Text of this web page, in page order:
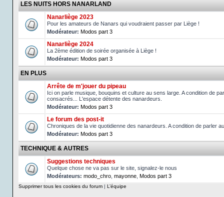
LES NUITS HORS NANARLAND
Nanarliège 2023
Pour les amateurs de Nanars qui voudraient passer par Liège !
Modérateur: Modos part 3
Nanarliège 2024
La 2ème édition de soirée organisée à Liège !
Modérateur: Modos part 3
EN PLUS
Arrête de m'jouer du pipeau
Ici on parle musique, bouquins et culture au sens large. A condition de
consacrés... L'espace détente des nanardeurs.
Modérateur: Modos part 3
Le forum des post-it
Chroniques de la vie quotidienne des nanardeurs. A condition de parler
Modérateur: Modos part 3
TECHNIQUE & AUTRES
Suggestions techniques
Quelque chose ne va pas sur le site, signalez-le nous
Modérateurs: modo_chro mayonne Modos part 3
Supprimer tous les cookies du forum | L’équipe